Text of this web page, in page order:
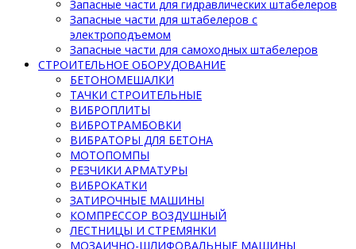
Запасные части для гидравлических штабелеров
Запасные части для штабелеров с
электроподъемом
Запасные части для самоходных штабелеров
СТРОИТЕЛЬНОЕ ОБОРУДОВАНИЕ
БЕТОНОМЕШАЛКИ
ТАЧКИ СТРОИТЕЛЬНЫЕ
ВИБРОПЛИТЫ
ВИБРОТРАМБОВКИ
ВИБРАТОРЫ ДЛЯ БЕТОНА
МОТОПОМПЫ
РЕЗЧИКИ АРМАТУРЫ
ВИБРОКАТКИ
ЗАТИРОЧНЫЕ МАШИНЫ
КОМПРЕССОР ВОЗДУШНЫЙ
ЛЕСТНИЦЫ И СТРЕМЯНКИ
МОЗАИЧНО-ШЛИФОВАЛЬНЫЕ МАШИНЫ